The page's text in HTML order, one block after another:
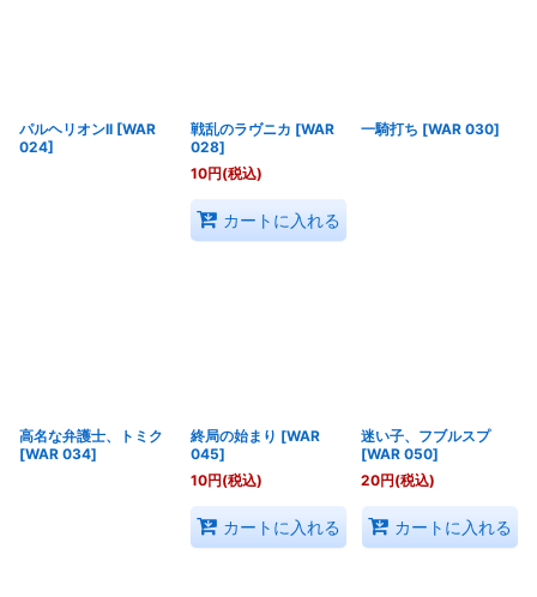
パルヘリオンII [WAR
024]
戦乱のラヴニカ [WAR
028]
10円(税込)
カートに入れる
一騎打ち [WAR 030]
高名な弁護士、トミク
[WAR 034]
終局の始まり [WAR
045]
10円(税込)
カートに入れる
迷い子、フブルスプ
[WAR 050]
20円(税込)
カートに入れる